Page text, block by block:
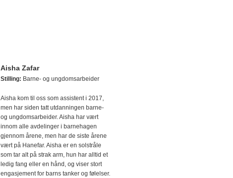
Aisha Zafar
Stilling: Barne- og ungdomsarbeider
Aisha kom til oss som assistent i 2017,
men har siden tatt utdanningen barne-
og ungdomsarbeider. Aisha har vært
innom alle avdelinger i barnehagen
gjennom årene, men har de siste årene
vært på Hanefar. Aisha er en solstråle
som tar alt på strak arm, hun har alltid et
ledig fang eller en hånd, og viser stort
engasjement for barns tanker og følelser.